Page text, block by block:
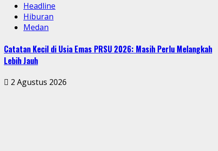
Headline
Hiburan
Medan
Catatan Kecil di Usia Emas PRSU 2026: Masih Perlu Melangkah
Lebih Jauh
2 Agustus 2026